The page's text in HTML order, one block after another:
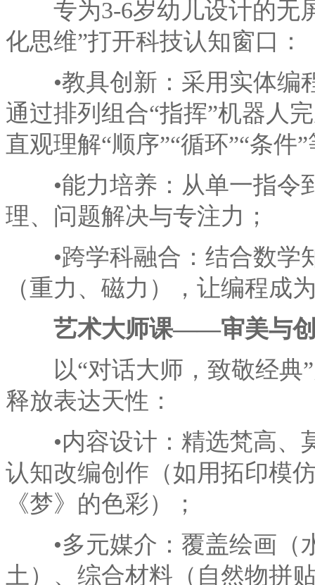
专为3-6岁幼儿设计的无
化思维”打开科技认知窗口：
•教具创新：采用实体编
通过排列组合“指挥”机器人
直观理解“顺序”“循环”“条件
•能力培养：从单一指令
理、问题解决与专注力；
•跨学科融合：结合数学
（重力、磁力），让编程成
艺术大师课——审美与
以“对话大师，致敬经典”
释放表达天性：
•内容设计：精选梵高、
认知改编创作（如用拓印模
《梦》的色彩）；
•多元媒介：覆盖绘画（
土）、综合材料（自然物拼